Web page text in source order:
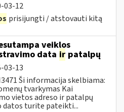
03-12
prisijungti / atstovauti kitą
veiklos
data ir patalpų
03-13
Ši informacija skelbiama:
tvarkymas Kai
vietos adreso ir patalpų
datos turite pateikti...